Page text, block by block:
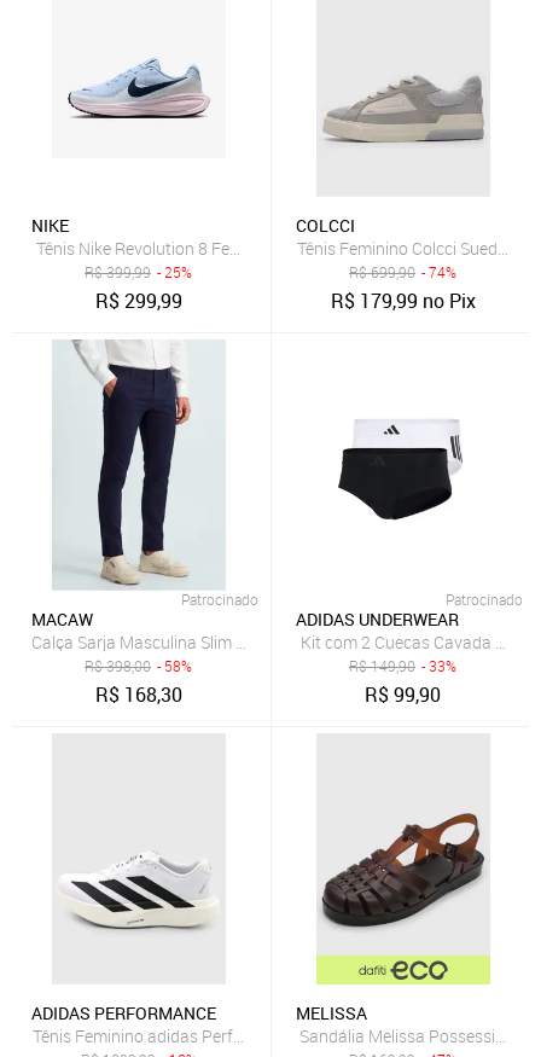
NIKE
Tênis Nike Revolution 8 Feminino
R$399,99 - 25%
R$299,99
COLCCI
Tênis Feminino Colcci Suede
R$699,90 - 74%
R$ 179,99 no Pix
Patrocinado
MACAW
R$398,00 - 58%
R$ 168,30
Patrocinado
ADIDAS UNDERWEAR
Kit com 2 Cuecas Cavada
R$149,90 - 33%
R$99,90
ADIDAS PERFORMANCE
Tênis Feminino adidas Performance Adizero SL Woven Branco
MELISSA
Sandália Melissa Possession